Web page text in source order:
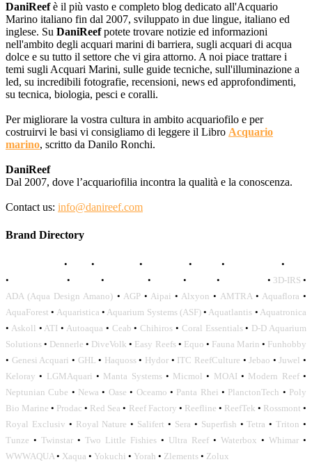
DaniReefè il più vasto e completo blog dedicato all'Acquario
Marino italiano fin dal 2007, sviluppato in due lingue, italiano ed
inglese. Su DaniReefpotete trovare notizie ed informazioni
nell'ambito degli acquari marini di barriera, sugli acquari di acqua
dolce e su tutto il settore che vi gira attorno. A noi piace trattare i
temi sugli Acquari Marini, sulle guide tecniche, sull'illuminazione a
led, su incredibili fotografie, recensioni, news ed approfondimenti,
su tecnica, biologia, pesci e coralli.
Per migliorare la vostra cultura in ambito acquariofilo e per
costruirvi le basi vi consigliamo di leggere il Libro Acquario
marino, scritto da Danilo Ronchi.
DaniReef
Dal 2007, dove l’acquariofilia incontra la qualità e la conoscenza.
Contact us: info@danireef.com
Brand Directory
• • • • • •
•
• • • • • • 3D-IRS •
ADA (Aqua Design Amano) • AGP• Aipai • Alxyon • AMTRA• Aquaflora •
AquaForest • Aquaristica • Aquarium Systems (ASF)• Aquatlantis • Aquatronica
• Askoll • ATI • Autoaqua • Ceab • Chihiros • Coral Essentials• D-D Aquarium
Solutions • Dennerle • DiveVolk • Easy Reefs• Equo • Fauna Marin • Funhobby
• Genesi Acquari • GHL • Haquoss• Hydor • ITC ReefCulture •Jebao •Juwel •
Keloray • LGMAquari • Manta Systems• Micmol • MOAI • Modern Reef•
Neptunian Cube • Newa • Oase • Oceamo • Panta Rhei • PlanctonTech • Poly
Bio Marine • Prodac • Red Sea • Reef Factory • Reefline • ReefTek • Rossmont •
Royal Exclusiv • Royal Nature • Salifert • Sera • Superfish •Tetra •Triton •
Tunze • Twinstar • Two Little Fishies • Ultra Reef • Waterbox • Whimar •
WWWAQUA • Xaqua • Yokuchi • Yorah • Zlements • Zolux